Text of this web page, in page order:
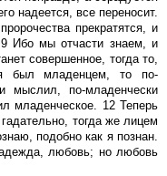
надеется, все переносит.
прекратятся, и
9 Ибо мы отчасти знаем, и
совершенное, тогда то,
я был младенцем, то по-
мыслил, по-младенчески
младенческое. 12 Теперь
тогда же лицем
подобно как я познан.
любовь; но любовь